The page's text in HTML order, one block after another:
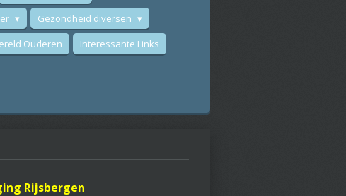
Gezondheid diversen
Ouderen
Interessante Links
Rijsbergen